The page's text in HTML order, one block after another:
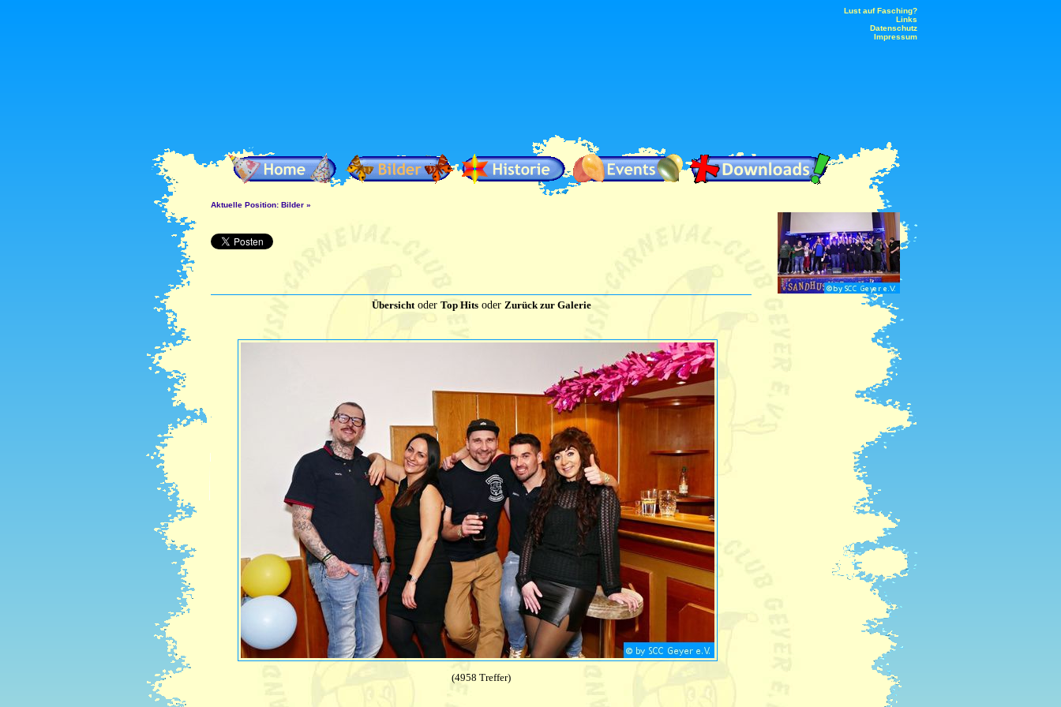
Lust auf Fasching?
Links
Datenschutz
Impressum
Aktuelle Position: Bilder »
Übersichtoder Top Hitsoder Zurück zur Galerie
(4958 Treffer)